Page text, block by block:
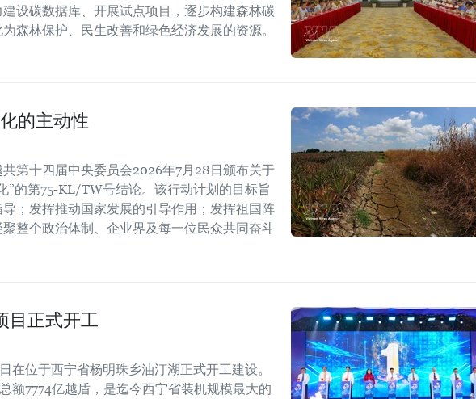
设碳数据库、开展试点项目，逐步构建森林碳
森林保护、民生改善和绿色经济发展的资源。
的主动性
第十四届中央委员会2026年7月28日颁布关于
”的第75-KL/TW号结论。该行动计划的目标旨
；发挥推动国家发展的引导作用；发挥祖国阵
整个政治体制、企业界及每一位民众共同奋斗
目正式开工
在位于西宁省杨明珠乡油汀湖正式开工建设。
额7774亿越盾，是迄今西宁省装机规模最大的